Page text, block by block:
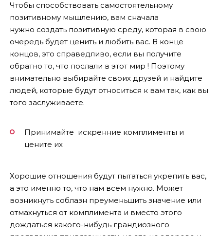
Чтобы способствовать самостоятельному
позитивному мышлению, вам сначала
нужно создать позитивную среду, которая в свою
очередь будет ценить и любить вас. В конце
концов, это справедливо, если вы получите
обратно то, что послали в этот мир ! Поэтому
внимательно выбирайте своих друзей и найдите
людей, которые будут относиться к вам так, как вы
того заслуживаете.
Принимайте искренние комплименты и
цените их
Хорошие отношения будут пытаться укрепить вас,
а это именно то, что нам всем нужно. Может
возникнуть соблазн преуменьшить значение или
отмахнуться от комплимента и вместо этого
дождаться какого-нибудь грандиозного